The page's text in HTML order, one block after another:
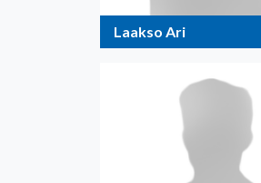
Laakso Ari